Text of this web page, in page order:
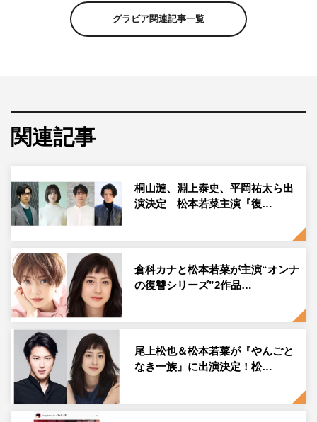
テレビ東京で今年7月クールに放送、動画配信サービス・
Paravi では3月9日（水）より独占先行配信されるドラマ
込まれた真相を探り、自殺に追いやった同僚たち1人ひと
本作の主人公・鈴木密を演じるのは、Netflixで配信中の
『金魚妻』にも出演している松本若菜。連続ドラマ初主演
史、平岡祐太、“復讐の標的”には、足立梨花、森永悠希、
小西桜子、前川泰之、松尾諭と豪華な顔ぶれがそろった。
そして今回、本作の主題歌がゲスの極み乙女。の「青い
裸」に決定。川谷絵音は楽曲について「久しぶりのドラマ
主題歌書き下ろし。刺激的な内容をいかに美しく書き上げ
るか悩みに悩みました。こんなに台本を何回も読んだのは
いつぶりだろう」と明かした。
グラビア関連記事一覧
関連記事
桐山漣、淵上泰史、平岡祐太ら出
演決定 松本若菜主演『復…
倉科カナと松本若菜が主演“オンナ
の復讐シリーズ”2作品…
尾上松也＆松本若菜が『やんごと
なき一族』に出演決定！松…